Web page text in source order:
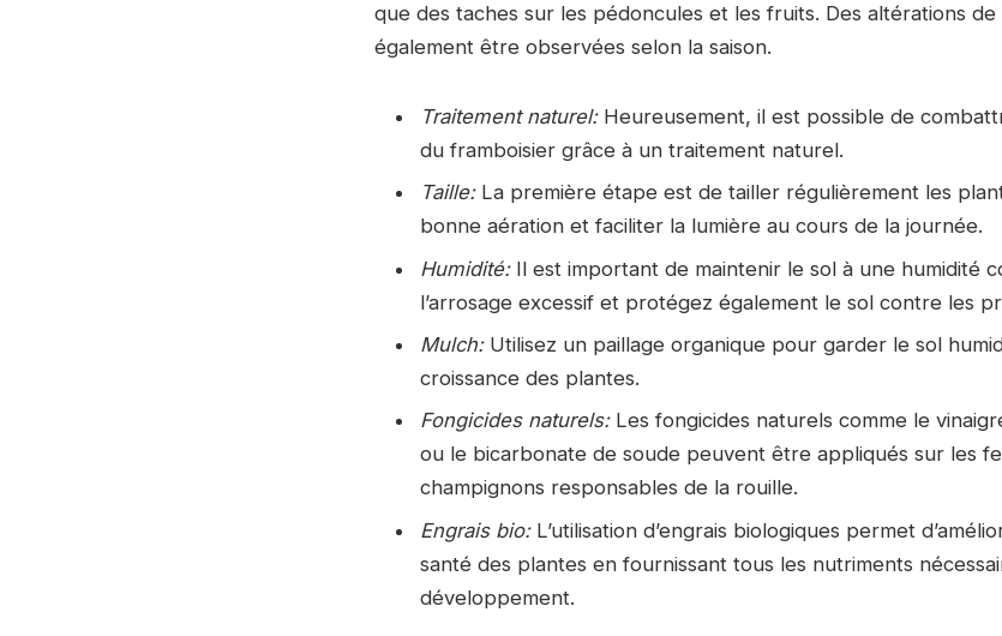
que des taches sur les pédoncules et les fruits. Des altérations
également être observées selon la saison.
Traitement naturel:Heureusement, il est possible de
du framboisier grâce à un traitement naturel.
Taille:La première étape est de tailler régulièrement les
bonne aération et faciliter la lumière au cours de la journée.
Humidité:Il est important de maintenir le sol à une humidité
l’arrosage excessif et protégez également le sol contre les
Mulch:Utilisez un paillage organique pour garder le sol
croissance des plantes.
Fongicides naturels:Les fongicides naturels comme le
ou le bicarbonate de soude peuvent être appliqués sur les
champignons responsables de la rouille.
Engrais bio:L’utilisation d’engrais biologiques permet
santé des plantes en fournissant tous les nutriments
développement.